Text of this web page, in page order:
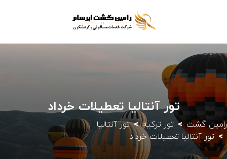
تور آنتالیا تعطیلات خرداد
رامین گشت تور ترکیه
تور آنتالیا
تور آنتالیا تعطیلات خرداد